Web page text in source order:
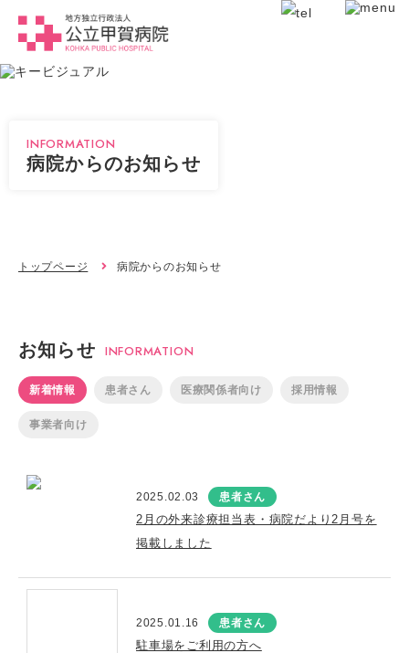
INFORMATION
病院からのお知らせ
トップページ 病院からのお知らせ
お知らせ INFORMATION
新着情報 患者さん 医療関係者向け 採用情報
事業者向け
2025.02.03 患者さん
2月の外来診療担当表・病院だより2月号を
掲載しました
2025.01.16 患者さん
駐車場をご利用の方へ